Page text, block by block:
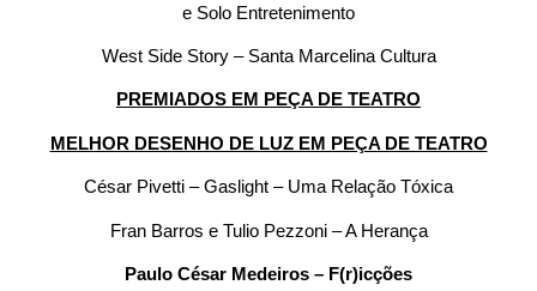
e Solo Entretenimento
West Side Story – Santa Marcelina Cultura
PREMIADOS EM PEÇA DE TEATRO
MELHOR DESENHO DE LUZ EM PEÇA DE TEATRO
César Pivetti – Gaslight – Uma Relação Tóxica
Fran Barros e Tulio Pezzoni – A Herança
Paulo César Medeiros – F(r)icções